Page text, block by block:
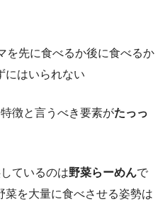
を先に食べるか後に食べるか
にはいられない
徴と言うべき要素がたっっ
ているのは野菜らーめんで
菜を大量に食べさせる姿勢は